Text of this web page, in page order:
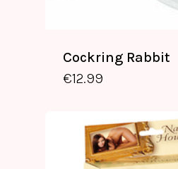
Cockring Rabbit
€12.99
€12.99